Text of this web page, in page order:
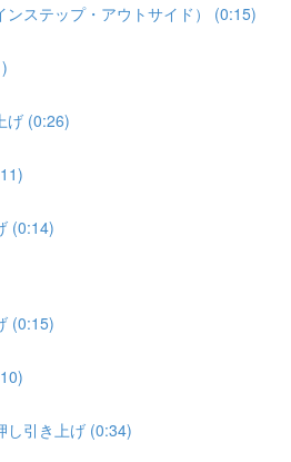
ンステップ・アウトサイド） (0:15)
げ (0:26)
(0:14)
(0:15)
し引き上げ (0:34)